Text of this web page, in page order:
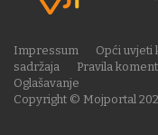
Copyright © Mojportal
Impressum Opći uvjeti
sadržaja
Pravila
Oglašavanje